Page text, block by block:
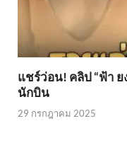
แชร์ว่อน! คลิป “ฟ้า ย
นักบิน
29 กรกฎาคม 2025